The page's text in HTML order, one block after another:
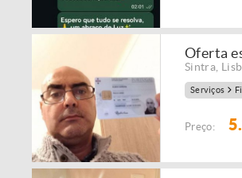
Oferta
Sintra
Serviços
Preço: